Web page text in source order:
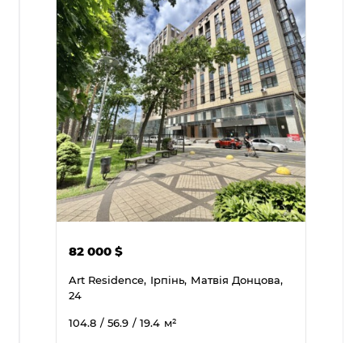
82 000$
Art Residence, Ірпінь, Матвія Донцова,
24
104.8 / 56.9 / 19.4 м²